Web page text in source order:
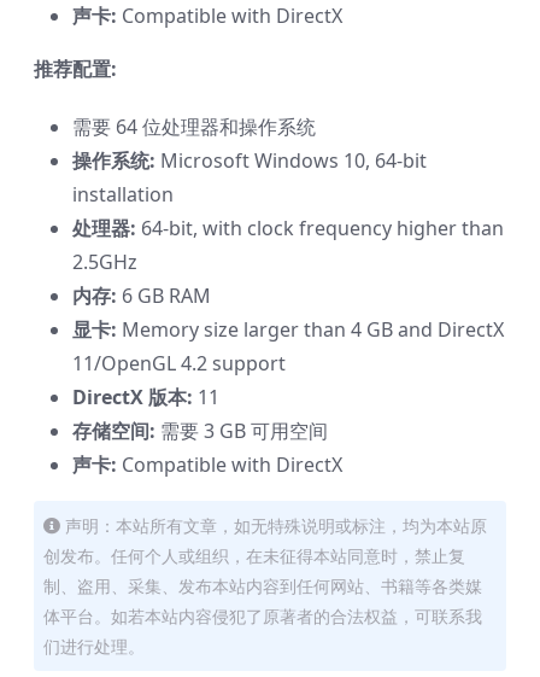
声卡: Compatible with DirectX
推荐配置:
需要 64 位处理器和操作系统
操作系统: Microsoft Windows 10, 64-bit
installation
处理器: 64-bit, with clock frequency higher than
2.5GHz
内存: 6 GB RAM
显卡: Memory size larger than 4 GB and DirectX
11/OpenGL 4.2 support
DirectX 版本: 11
存储空间: 需要 3 GB 可用空间
声卡: Compatible with DirectX
声明：本站所有文章，如无特殊说明或标注，均为本站原
创发布。任何个人或组织，在未征得本站同意时，禁止复
制、盗用、采集、发布本站内容到任何网站、书籍等各类媒
体平台。如若本站内容侵犯了原著者的合法权益，可联系我
们进行处理。